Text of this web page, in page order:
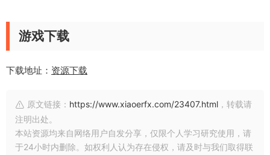
游戏下载
下载地址： 资源下载
原文链接： https://www.xiaoerfx.com/23407.html ，转载请
注明出处。
本站资源均来自网络用户自发分享，仅限个人学习研究使用，请
于24小时内删除。如权利人认为存在侵权，请及时与我们取得联